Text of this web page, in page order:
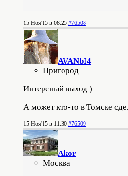
15 Ноя'15 в 08:25 #76508
AVANbI4
Пригород
Интерсный выход )
А может кто-то в Томске
15 Ноя'15 в 11:30 #76509
Akor
Москва